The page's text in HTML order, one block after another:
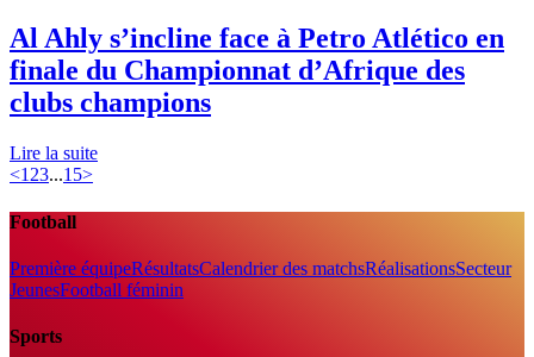
Al Ahly s’incline face à Petro Atlético en
finale du Championnat d’Afrique des
clubs champions
Lire la suite
<1 23...15>
Football
Première équipeRésultatsCalendrier des matchsRéalisationsSecteur
JeunesFootball féminin
Sports